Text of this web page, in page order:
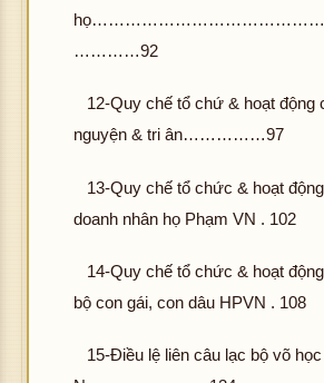
…………92
12-Quy chế tổ chứ & hoạt động
nguyện & tri ân……………97
13-Quy chế tổ chức & hoạt
doanh nhân họ Phạm VN . 102
14-Quy chế tổ chức & hoạt
bộ con gái, con dâu HPVN . 108
15-Điều lệ liên câu lạc bộ võ